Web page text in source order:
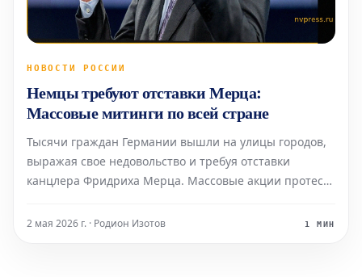
НОВОСТИ РОССИИ
Немцы требуют отставки Мерца:
Массовые митинги по всей стране
Тысячи граждан Германии вышли на улицы городов,
выражая свое недовольство и требуя отставки
канцлера Фридриха Мерца. Массовые акции протеста
Участники несли плакаты с антимилитаристскими
2 мая 2026 г. · Родион Изотов 1 МИН